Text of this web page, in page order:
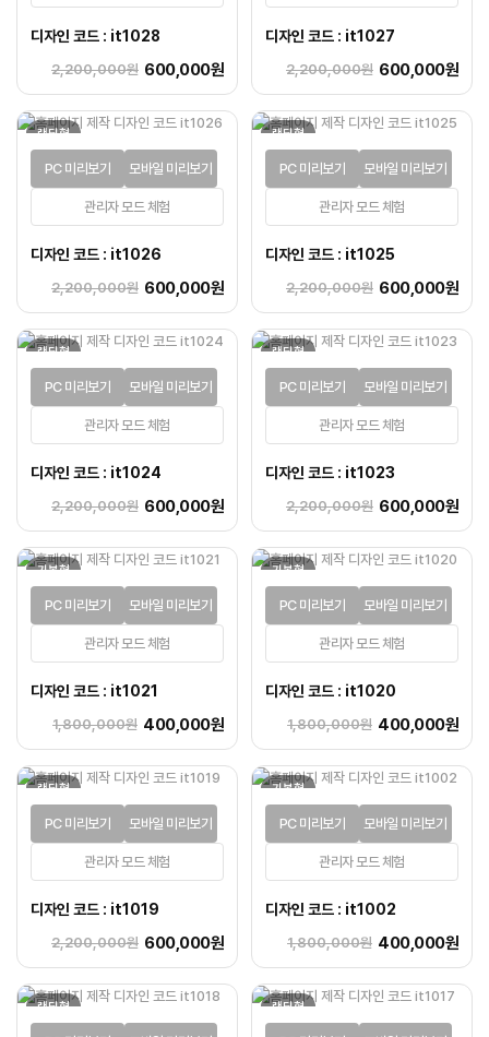
디자인 코드 : it1028
2,200,000원 600,000원
디자인 코드 : it1027
2,200,000원 600,000원
랜딩형
관리자 모드 체험
PC 미리보기 모바일 미리보기
디자인 코드 : it1026
2,200,000원 600,000원
랜딩형
관리자 모드 체험
PC 미리보기 모바일 미리보기
디자인 코드 : it1025
2,200,000원 600,000원
랜딩형
관리자 모드 체험
PC 미리보기 모바일 미리보기
디자인 코드 : it1024
2,200,000원 600,000원
랜딩형
관리자 모드 체험
PC 미리보기 모바일 미리보기
디자인 코드 : it1023
2,200,000원 600,000원
기본형
관리자 모드 체험
PC 미리보기 모바일 미리보기
디자인 코드 : it1021
1,800,000원 400,000원
기본형
관리자 모드 체험
PC 미리보기 모바일 미리보기
디자인 코드 : it1020
1,800,000원 400,000원
랜딩형
관리자 모드 체험
PC 미리보기 모바일 미리보기
디자인 코드 : it1019
2,200,000원 600,000원
기본형
관리자 모드 체험
PC 미리보기 모바일 미리보기
디자인 코드 : it1002
1,800,000원 400,000원
랜딩형 랜딩형